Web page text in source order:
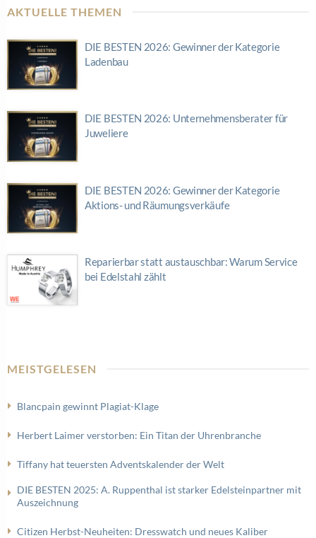
AKTUELLE THEMEN
DIE BESTEN 2026: Gewinner der Kategorie
Ladenbau
DIE BESTEN 2026: Unternehmensberater für
Juweliere
DIE BESTEN 2026: Gewinner der Kategorie
Aktions- und Räumungsverkäufe
Reparierbar statt austauschbar: Warum Service
bei Edelstahl zählt
MEISTGELESEN
Blancpain gewinnt Plagiat-Klage
Herbert Laimer verstorben: Ein Titan der Uhrenbranche
Tiffany hat teuersten Adventskalender der Welt
DIE BESTEN 2025: A. Ruppenthal ist starker Edelsteinpartner mit
Auszeichnung
Citizen Herbst-Neuheiten: Dresswatch und neues Kaliber